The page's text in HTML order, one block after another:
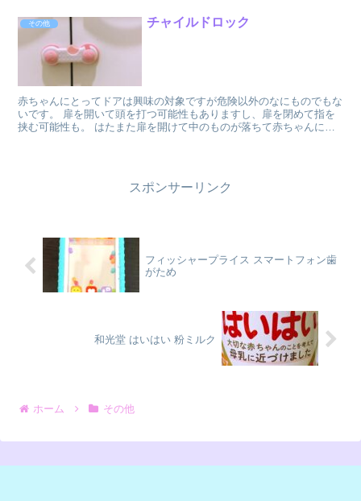
その他 チャイルドロック
赤ちゃんにとってドアは興味の対象ですが危険以外のなにものでもな
いです。 扉を開いて頭を打つ可能性もありますし、扉を閉めて指を
挟む可能性も。 はたまた扉を開けて中のものが落ちて赤ちゃんに当
スポンサーリンク
フィッシャープライス スマートフォン歯
がため
和光堂 はいはい 粉ミルク
ホーム その他